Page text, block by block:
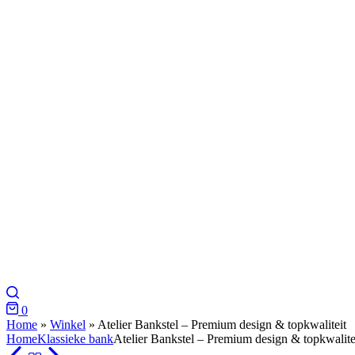
0
Home » Winkel » Atelier Bankstel – Premium design & topkwaliteit
HomeKlassieke bankAtelier Bankstel – Premium design &